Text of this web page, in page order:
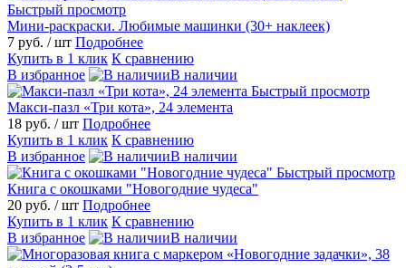
Быстрый просмотр
Мини-раскраски. Любимые машинки (30+ наклеек)
7 руб. / шт Подробнее
Купить в 1 клик К сравнению
В избранное
В наличии
Быстрый просмотр
Макси-пазл «Три кота», 24 элемента
18 руб. / шт Подробнее
Купить в 1 клик К сравнению
В избранное
В наличии
Быстрый просмотр
Книга с окошками "Новогодние чудеса"
20 руб. / шт Подробнее
Купить в 1 клик К сравнению
В избранное
В наличии